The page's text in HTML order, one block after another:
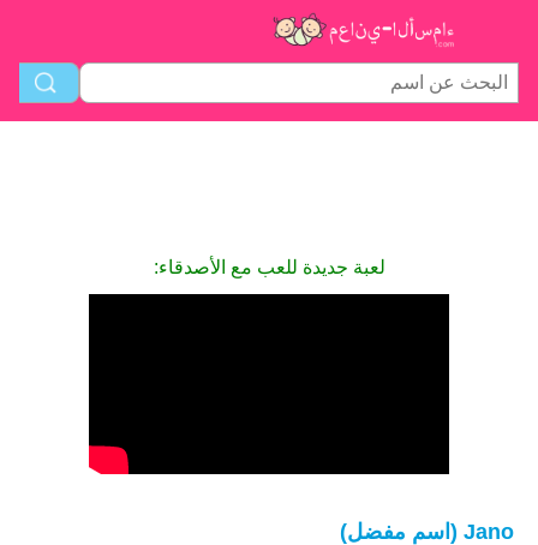
لعبة جديدة للعب مع الأصدقاء:
Jano (اسم مفضل)